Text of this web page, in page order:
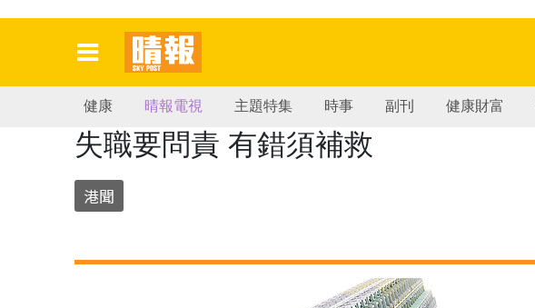
健康 晴報電視 主題特集 時事 副刊 健康財富
失職要問責 有錯須補救
港聞